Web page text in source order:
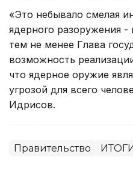
«Это небывало смелая
ядерного разоружения
тем не менее Глава
возможность
что ядерное оружие
угрозой для всего
Идрисов.
Правительство